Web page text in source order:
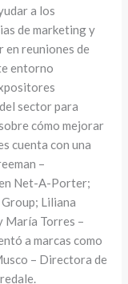
a los
de marketing y
en reuniones de
entorno
sector para
cómo mejorar
cuenta con una
–
Net-A-Porter;
Liliana
María Torres –
a marcas como
– Directora de